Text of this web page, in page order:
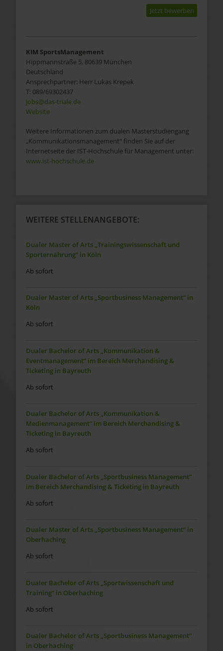
Jetzt bewerben
KIM SportsManagement
Hippmannstraße 5, 80639 München
Deutschland
Ansprechpartner: Herr Lukas Krepek
T: 089/69302437
jobs@das-triale.de
Website
Weitere Informationen zum dualen Masterstudiengang
„Kommunikationsmanagement“ finden Sie auf der
Internetseite der IST-Hochschule für Management unter:
www.ist-hochschule.de
WEITERE STELLENANGEBOTE:
Dualer Master of Arts „Trainingswissenschaft und
Sporternährung“ in Köln
Ab sofort
Dualer Master of Arts „Sportbusiness Management“ in
Köln
Ab sofort
Dualer Bachelor of Arts „Kommunikation &
Eventmanagement“ im Bereich Merchandising &
Ticketing in Bayreuth
Ab sofort
Dualer Bachelor of Arts „Kommunikation &
Medienmanagement“ im Bereich Merchandising &
Ticketing in Bayreuth
Ab sofort
Dualer Bachelor of Arts „Sportbusiness Management“
im Bereich Merchandising & Ticketing in Bayreuth
Ab sofort
Dualer Master of Arts „Sportbusiness Management“ in
Oberhaching
Ab sofort
Dualer Bachelor of Arts „Sportwissenschaft und
Training“ in Oberhaching
Ab sofort
Dualer Bachelor of Arts „Sportbusiness Management“
in Oberhaching